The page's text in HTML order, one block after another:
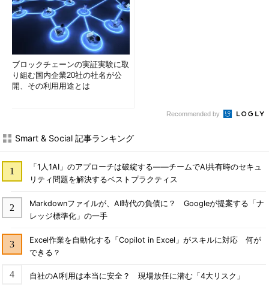
ブロックチェーンの実証実験に取
り組む国内企業20社の社名が公
開、その利用用途とは
Recommended by
Smart & Social 記事ランキング
「1人1AI」のアプローチは破綻する――チームでAI共有時のセキュ
リティ問題を解決するベストプラクティス
Markdownファイルが、AI時代の負債に？ Googleが提案する「ナ
レッジ標準化」の一手
Excel作業を自動化する「Copilot in Excel」がスキルに対応 何が
できる？
自社のAI利用は本当に安全？ 現場放任に潜む「4大リスク」